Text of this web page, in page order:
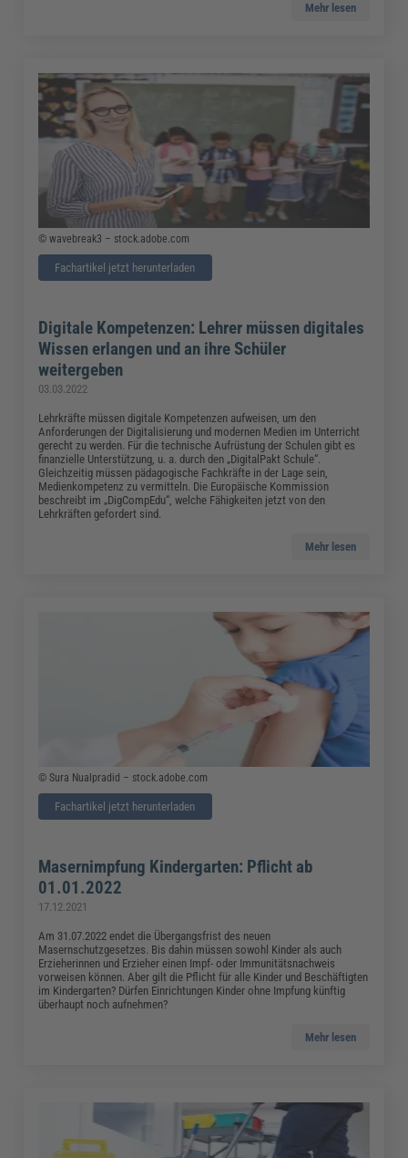
Mehr lesen
© wavebreak3 – stock.adobe.com
Fachartikel jetzt herunterladen
Digitale Kompetenzen: Lehrer müssen digitales
Wissen erlangen und an ihre Schüler
weitergeben
03.03.2022
Lehrkräfte müssen digitale Kompetenzen aufweisen, um den
Anforderungen der Digitalisierung und modernen Medien im Unterricht
gerecht zu werden. Für die technische Aufrüstung der Schulen gibt es
finanzielle Unterstützung, u. a. durch den „DigitalPakt Schule“.
Gleichzeitig müssen pädagogische Fachkräfte in der Lage sein,
Medienkompetenz zu vermitteln. Die Europäische Kommission
beschreibt im „DigCompEdu“, welche Fähigkeiten jetzt von den
Lehrkräften gefordert sind.
Mehr lesen
© Sura Nualpradid – stock.adobe.com
Fachartikel jetzt herunterladen
Masernimpfung Kindergarten: Pflicht ab
01.01.2022
17.12.2021
Am 31.07.2022 endet die Übergangsfrist des neuen
Masernschutzgesetzes. Bis dahin müssen sowohl Kinder als auch
Erzieherinnen und Erzieher einen Impf- oder Immunitätsnachweis
vorweisen können. Aber gilt die Pflicht für alle Kinder und Beschäftigten
im Kindergarten? Dürfen Einrichtungen Kinder ohne Impfung künftig
überhaupt noch aufnehmen?
Mehr lesen